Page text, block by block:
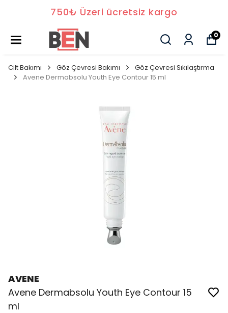
750₺ Üzeri ücretsiz kargo
0
Cilt Bakımı Göz Çevresi Bakımı
Göz Çevresi Sıkılaştırma
Avene Dermabsolu Youth Eye Contour 15 ml
AVENE
Avene Dermabsolu Youth Eye Contour 15
ml